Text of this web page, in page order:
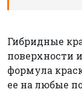
Гибридные
поверхности
формула
ее на любые